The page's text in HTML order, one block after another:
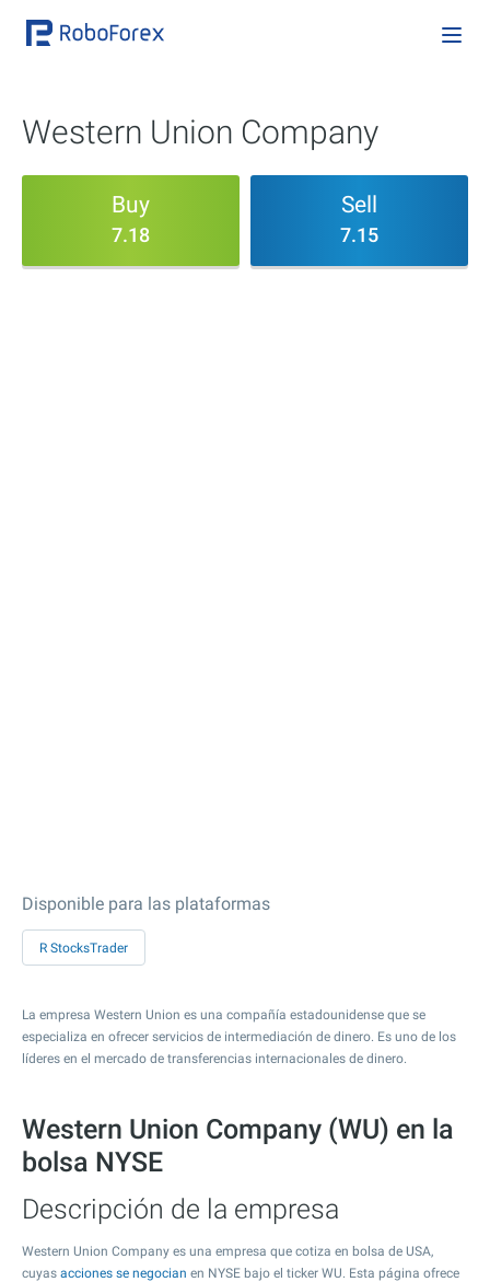
Western Union Company
Buy
7.18
Sell
7.15
Disponible para las plataformas
R StocksTrader
La empresa Western Union es una compañía estadounidense que se
especializa en ofrecer servicios de intermediación de dinero. Es uno de los
líderes en el mercado de transferencias internacionales de dinero.
Western Union Company (WU) en la
bolsa NYSE
Descripción de la empresa
Western Union Company es una empresa que cotiza en bolsa de USA,
cuyas acciones se negocian en NYSE bajo el ticker WU. Esta página ofrece